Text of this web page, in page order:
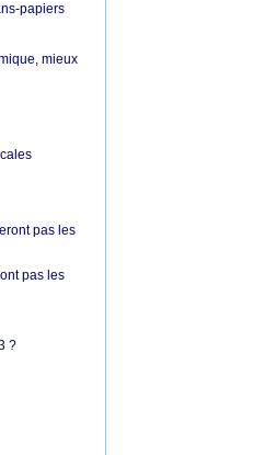
papiers
mieux
pas les
pas les
?